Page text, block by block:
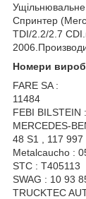
Ущільнювальне
Спринтер
TDI/2.2/2.7
Номери
FARE SA :
11484
FEBI BILSTEIN
MERCEDES-
48 S1 , 117 997
Metalcaucho :
STC : T405113
SWAG : 10 93
TRUCKTEC